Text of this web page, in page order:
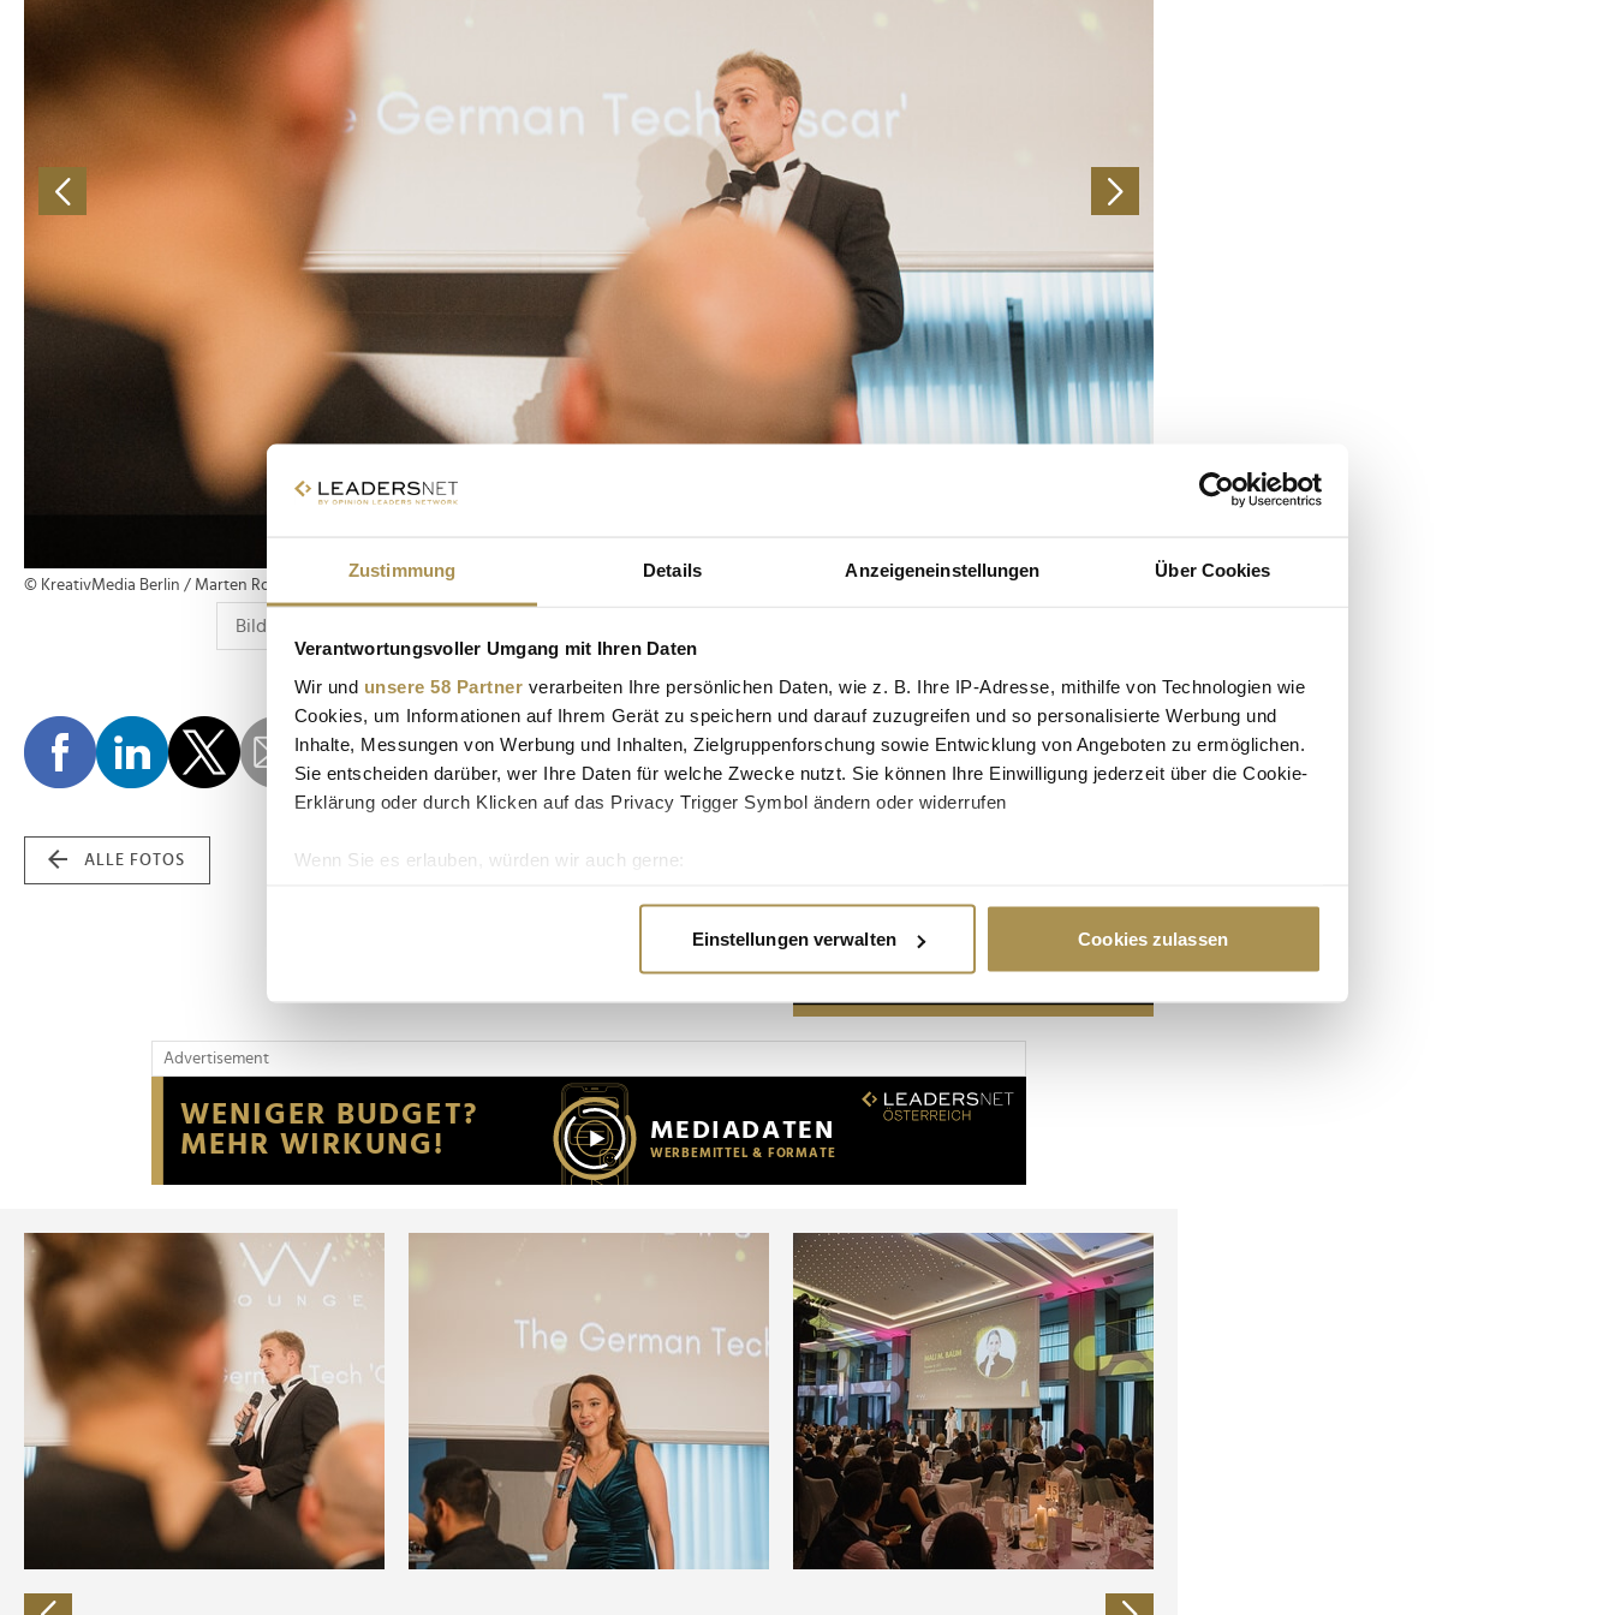
Zustimmung Details Anzeigeneinstellungen Über Cookies
Verantwortungsvoller Umgang mit Ihren Daten
Wir und unsere 58 Partner verarbeiten Ihre persönlichen Daten, wie z. B. Ihre IP-Adresse, mithilfe von Technologien wie
Cookies, um Informationen auf Ihrem Gerät zu speichern und darauf zuzugreifen und so personalisierte Werbung und
Inhalte, Messungen von Werbung und Inhalten, Zielgruppenforschung sowie Entwicklung von Angeboten zu ermöglichen.
Sie entscheiden darüber, wer Ihre Daten für welche Zwecke nutzt. Sie können Ihre Einwilligung jederzeit über die Cookie-
Erklärung oder durch Klicken auf das Privacy Trigger Symbol ändern oder widerrufen
Wenn Sie es erlauben, würden wir auch gerne:
Erfahren Sie mehr darüber, wie Ihre persönlichen Daten verarbeitet werden, und legen Sie Ihre Präferenzen im
Wir verwenden Cookies, um Inhalte und Anzeigen zu personalisieren, Funktionen für soziale Medien anbieten zu können
Website an unsere Partner für soziale Medien, Werbung und Analysen weiter. Unsere Partner führen diese Informationen
möglicherweise mit weiteren Daten zusammen, die Sie ihnen bereitgestellt haben oder die sie im Rahmen Ihrer Nutzung
der Dienste gesammelt haben.
Einstellungen verwalten Cookies zulassen
© KreativMedia Berlin / Marten Ronneburg
ALLE FOTOS
Advertisement
Advertisement